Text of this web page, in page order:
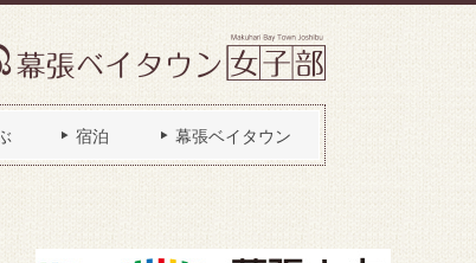
宿泊 幕張ベイタウン